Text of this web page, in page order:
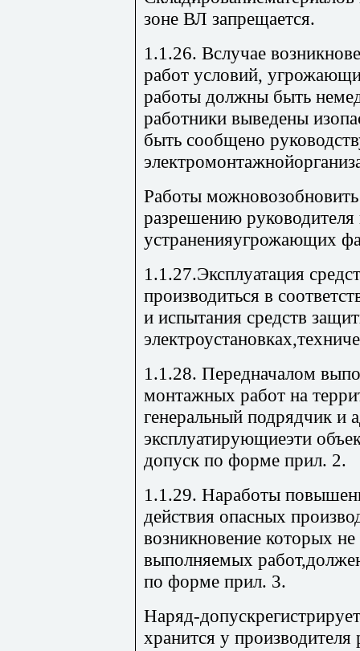
зоне ВЛ запрещается.
1.1.26. Вслучае
работ условий,
работы должны быть
работники выведены
быть сообщено
Работы
разрешению руководителя
устраненияугрожающих
1.1.27.Эксплуатация
производиться в
и испытания средств
1.1.28. Передначалом
монтажных работ на
генеральный подрядчик и
эксплуатирующиеэти
допуск по форме прил. 2.
1.1.29. Наработы
действия опасных
возникновение которых
выполняемых
по форме прил. 3.
Наряд-
хранится у производителя